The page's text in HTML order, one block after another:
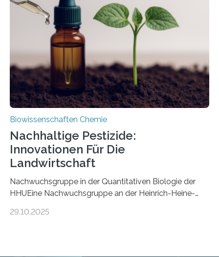
Art einer neuen Gattung beschrieben werden und trägt
nun den Namen Cretosabethes primaevus. Dieser erste
fossile Nachweis einer Stechmückenlarve in Bernstein
stellt gleichzeitig den ersten Fossilfund einer
Mückenlarve aus dem Mesozoikum dar, denn…
Biowissenschaften Chemie
Nachhaltige Pestizide:
Innovationen Für Die
Landwirtschaft
Nachwuchsgruppe in der Quantitativen Biologie der
HHUEine Nachwuchsgruppe an der Heinrich-Heine-
fünf Jahren erforschen, wie Bakterien auf
29.10.2025